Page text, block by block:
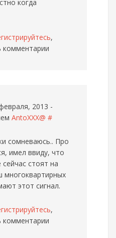
когда
,
комментарии
2013 -
AntoXXX@ #
сомневаюсь.. Про
имел ввиду, что
стоят на
многоквартирных
этот сигнал.
,
комментарии